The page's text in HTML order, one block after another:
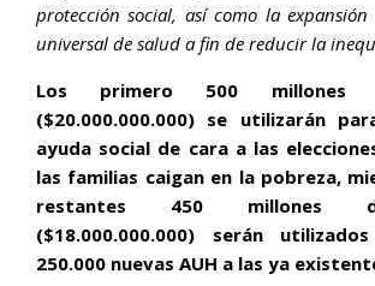
protección social, así como la
universal de salud a fin de reducir la
Los primero 500 millones
($20.000.000.000) se utilizarán
ayuda social de cara a las
las familias caigan en la pobreza,
restantes 450 millones
($18.000.000.000) serán
250.000 nuevas AUH a las ya